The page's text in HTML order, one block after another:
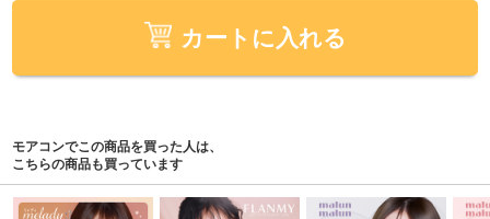
カートに入れる
モアコンでこの商品を買った人は、
こちらの商品も買っています